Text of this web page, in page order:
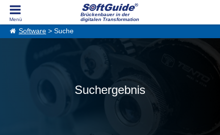
Brückenbauer in der
digitalen Transformation
Software > Suche
Suchergebnis